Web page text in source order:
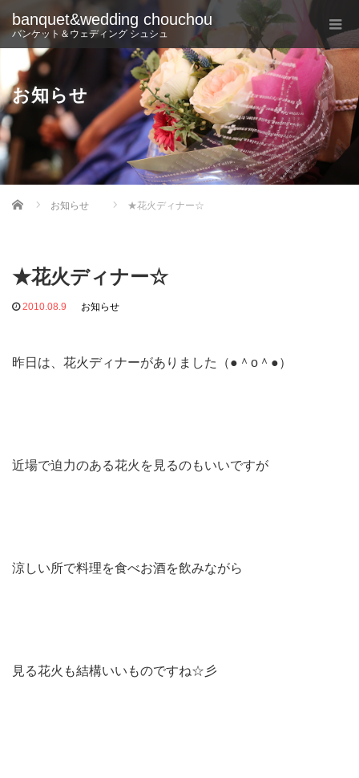
banquet&wedding chouchou
バンケット＆ウェディング シュシュ
お知らせ
Home お知らせ ★花火ディナー☆
★花火ディナー☆
2010.08.9 お知らせ
昨日は、花火ディナーがありました（●＾o＾●）
近場で迫力のある花火を見るのもいいですが
涼しい所で料理を食べお酒を飲みながら
見る花火も結構いいものですね☆彡